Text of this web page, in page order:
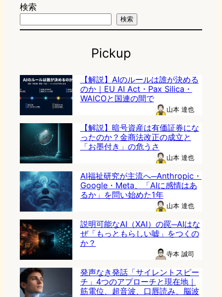
検索
検索
Pickup
【解説】AIのルールは誰が決める
のか｜EU AI Act・Pax Silica・
WAICOと国連の間で
山本 達也
【解説】暗号資産は有価証券にな
ったのか？金商法改正の成立と
「お墨付き」の危うさ
山本 達也
AI福祉研究が主流へ─Anthropic・
Google・Meta、「AIに感情はあ
るか」を問い始めた1年
山本 達也
説明可能なAI（XAI）の罠─AIはな
ぜ「もっともらしい嘘」をつくの
か？
寺本 誠司
発声なき発話「サイレントスピー
チ」4つのアプローチと現在地｜
筋電位、超音波、口唇読み、脳波